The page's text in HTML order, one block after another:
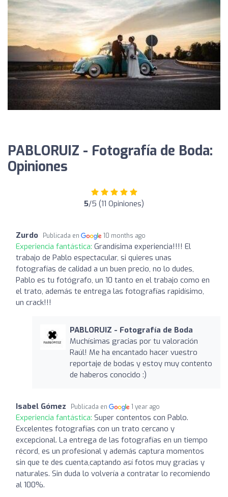
PABLORUIZ - Fotografía de Boda:
Opiniones
5/5 (11 Opiniones)
Zurdo Publicada en 10 months ago
Experiencia fantástica: Grandísima experiencia!!!! El
trabajo de Pablo espectacular, si quieres unas
fotografías de calidad a un buen precio, no lo dudes,
Pablo es tu fotógrafo, un 10 tanto en el trabajo como en
el trato, además te entrega las fotografías rapidísimo,
un crack!!!
PABLORUIZ - Fotografía de Boda
Muchísimas gracias por tu valoración
Raúl! Me ha encantado hacer vuestro
reportaje de bodas y estoy muy contento
de haberos conocido :)
Isabel Gómez Publicada en 1 year ago
Experiencia fantástica: Super contentos con Pablo.
Excelentes fotografías con un trato cercano y
excepcional. La entrega de las fotografías en un tiempo
récord, es un profesional y además captura momentos
sin que te des cuenta,captando así fotos muy gracias y
naturales. Sin duda lo volvería a contratar lo recomiendo
al 100%.